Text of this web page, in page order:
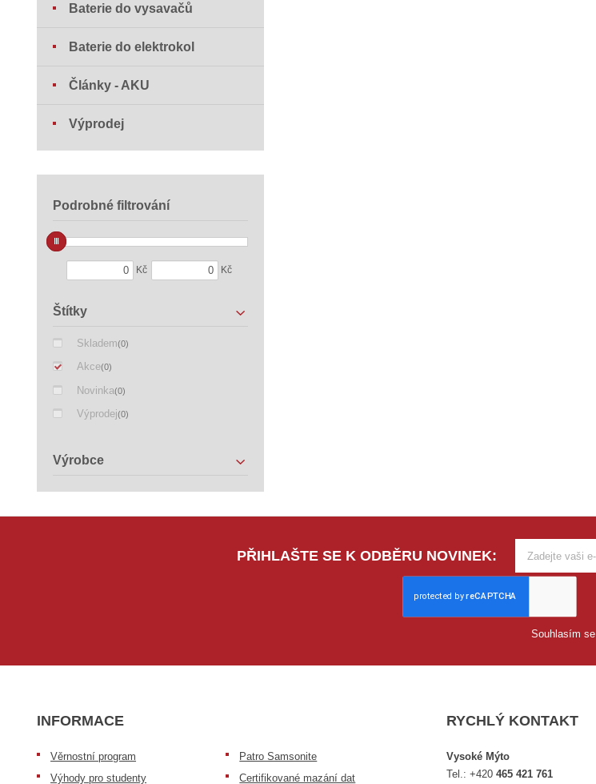
Baterie do vysavačů
Baterie do elektrokol
Články - AKU
Výprodej
Podrobné filtrování
Kč Kč
Štítky
Skladem(0)
Akce(0)
Novinka(0)
Výprodej(0)
Výrobce
PŘIHLAŠTE SE K ODBĚRU NOVINEK:
Souhlasím se
INFORMACE
Věrnostní program
Výhody pro studenty
Patro Samsonite
Certifikované mazání dat
RYCHLÝ KONTAKT
Vysoké Mýto
Tel.:+420465 421 761